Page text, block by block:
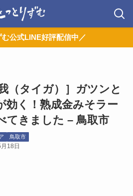
む公式LINE好評配信中／
（タイガ）］ガツンと
効く！熟成金みそラー
てきました – 鳥取市
鳥取市
18日